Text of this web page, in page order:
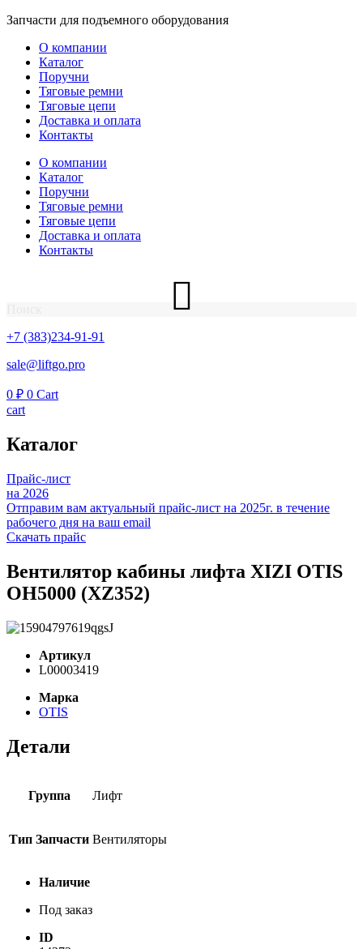
Перейти
содержимому
Запчасти для подъемного оборудования
О компании
Каталог
Поручни
Тяговые ремни
Тяговые цепи
Доставка и оплата
Контакты
О компании
Каталог
Поручни
Тяговые ремни
Тяговые цепи
Доставка и оплата
Контакты
+7 (383)234-91-91
sale@liftgo.pro
0 ₽ 0 Cart
cart
Каталог
Прайс-лист
на 2026
Отправим вам актуальный прайс-лист на 2025г. в течение
рабочего дня на ваш email
Скачать прайс
Вентилятор кабины лифта XIZI OTIS
OH5000 (XZ352)
Артикул
L00003419
Марка
OTIS
Детали
Группа Лифт
Тип Запчасти Вентиляторы
Наличие
Под заказ
ID